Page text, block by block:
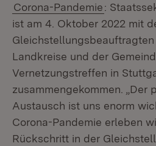
Corona-Pandemie:
ist am 4. Oktober 2022 mit
Landkreise und der
Vernetzungstreffen in
zusammengekommen. „Der
Austausch ist uns enorm
Corona-Pandemie erleben
Rückschritt in der